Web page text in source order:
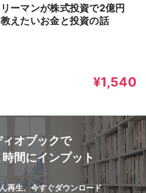
ーマンが株式投資で2億円
えたいお金と投資の話
¥1,540
オブックで
間にインプット
再生、今すぐダウンロード